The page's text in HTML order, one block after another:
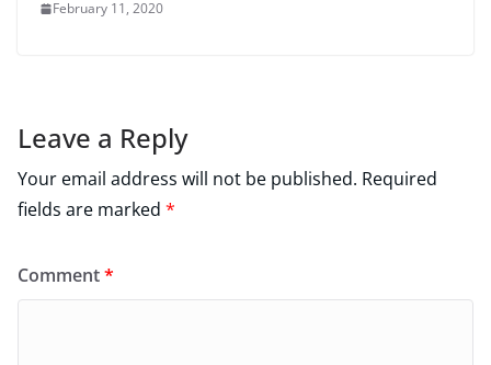
February 11, 2020
Leave a Reply
Your email address will not be published. Required
fields are marked *
Comment*